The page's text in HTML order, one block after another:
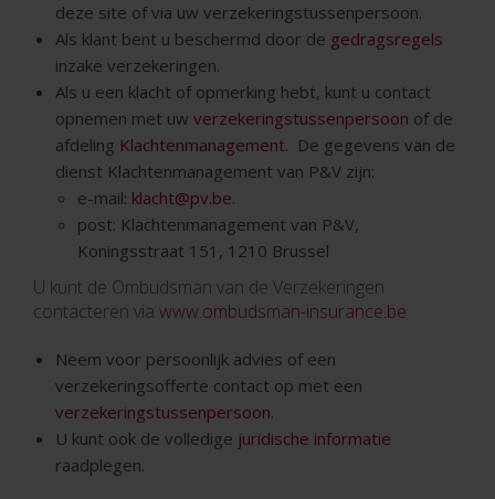
deze site of via uw verzekeringstussenpersoon.
Als klant bent u beschermd door de gedragsregels
inzake verzekeringen.
Als u een klacht of opmerking hebt, kunt u contact
opnemen met uw verzekeringstussenpersoon of de
afdeling Klachtenmanagement. De gegevens van de
dienst Klachtenmanagement van P&V zijn:
e-mail: klacht@pv.be.
post: Klachtenmanagement van P&V,
Koningsstraat 151, 1210 Brussel
U kunt de Ombudsman van de Verzekeringen
contacteren via www.ombudsman-insurance.be
Neem voor persoonlijk advies of een
verzekeringsofferte contact op met een
verzekeringstussenpersoon.
U kunt ook de volledige juridische informatie
raadplegen.